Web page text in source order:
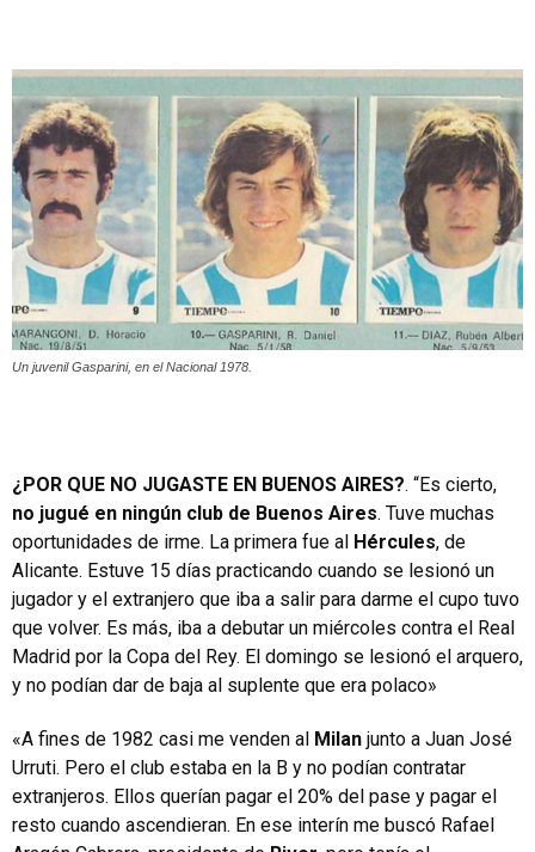
Un juvenil Gasparini, en el Nacional 1978.
¿POR QUE NO JUGASTE EN BUENOS AIRES?. “Es cierto,
no jugué en ningún club de Buenos Aires. Tuve muchas
oportunidades de irme. La primera fue al Hércules, de
Alicante. Estuve 15 días practicando cuando se lesionó un
jugador y el extranjero que iba a salir para darme el cupo tuvo
que volver. Es más, iba a debutar un miércoles contra el Real
Madrid por la Copa del Rey. El domingo se lesionó el arquero,
y no podían dar de baja al suplente que era polaco»
«A fines de 1982 casi me venden al Milan junto a Juan José
Urruti. Pero el club estaba en la B y no podían contratar
extranjeros. Ellos querían pagar el 20% del pase y pagar el
resto cuando ascendieran. En ese interín me buscó Rafael